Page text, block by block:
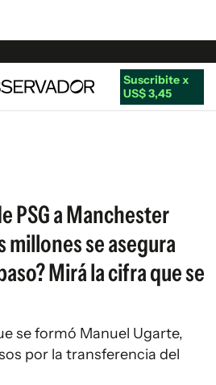
Suscribite x
US$ 3,45
PSG a Manchester
millones se asegura
Mirá la cifra que se
se formó Manuel Ugarte,
por la transferencia del